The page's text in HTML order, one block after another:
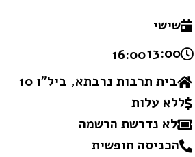
שישי
13:00 -
16:00
בית תרבות נרבתא, ביל״ו 10
ללא עלות
לא נדרשת הרשמה
הכניסה חופשית